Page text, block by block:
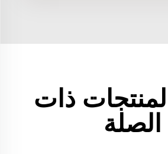
ذات
الصلة